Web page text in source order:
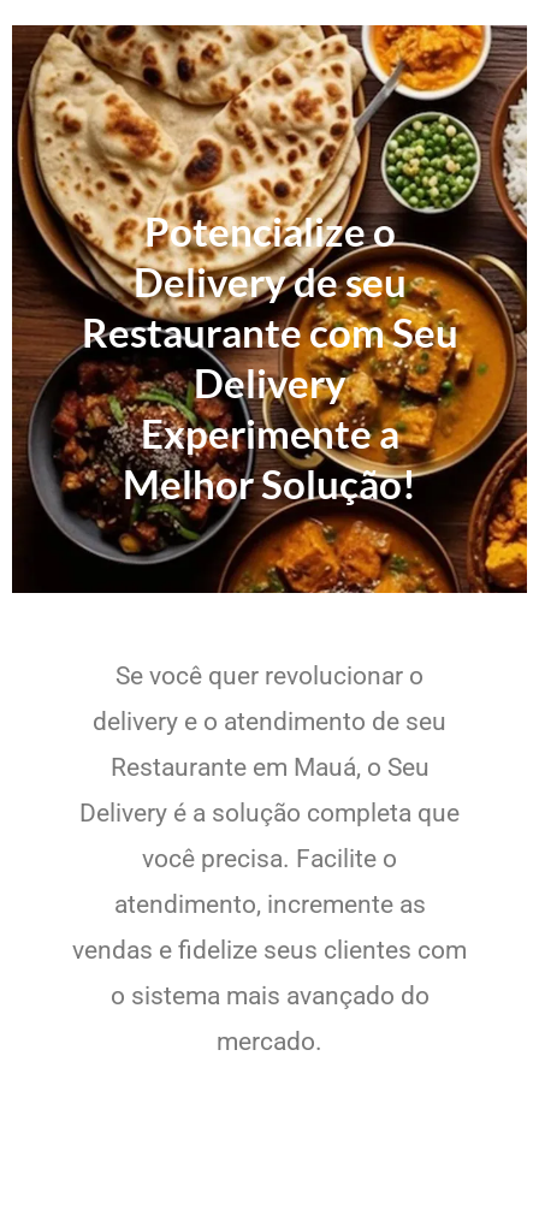
Potencialize o
Delivery de seu
Restaurante com Seu
Delivery
Experimente a
Melhor Solução!
Se você quer revolucionar o
delivery e o atendimento de seu
Restaurante em Mauá, o Seu
Delivery é a solução completa que
você precisa. Facilite o
atendimento, incremente as
vendas e fidelize seus clientes com
o sistema mais avançado do
mercado.